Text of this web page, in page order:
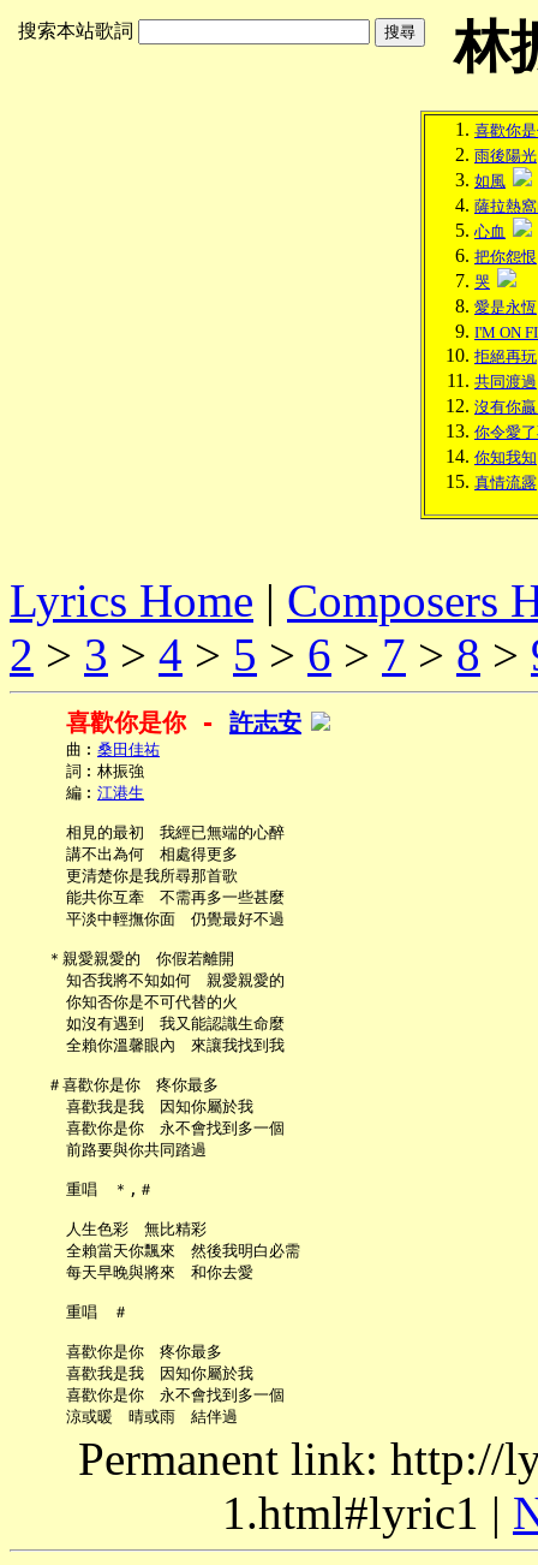
林
搜索本站歌詞
喜歡你
雨後陽光
如風
薩拉熱
心血
把你怨恨
哭
愛是永恆
I'M ON
拒絕再玩
共同渡過
沒有你
你令愛
你知我知
真情流露
Lyrics Home | Composers
2 > 3 > 4 > 5 > 6 > 7 > 8 >
喜歡你是你 - 許志安
     曲︰
桑田佳祐
     詞︰林振強
     編︰
江港生
     相見的最初　我經已無端的心醉
     講不出為何　相處得更多
     更清楚你是我所尋那首歌
     能共你互牽　不需再多一些甚麼
     平淡中輕撫你面　仍覺最好不過
   ＊親愛親愛的　你假若離開
     知否我將不知如何　親愛親愛的
     你知否你是不可代替的火
     如沒有遇到　我又能認識生命麼
     全賴你溫馨眼內　來讓我找到我
   ＃喜歡你是你　疼你最多
     喜歡我是我　因知你屬於我
     喜歡你是你　永不會找到多一個
     前路要與你共同踏過
     重唱　＊,＃
     人生色彩　無比精彩
     全賴當天你飄來　然後我明白必需
     每天早晚與將來　和你去愛
     重唱　＃
     喜歡你是你　疼你最多
     喜歡我是我　因知你屬於我
     喜歡你是你　永不會找到多一個
Permanent link: http://
1.html#lyric1 |